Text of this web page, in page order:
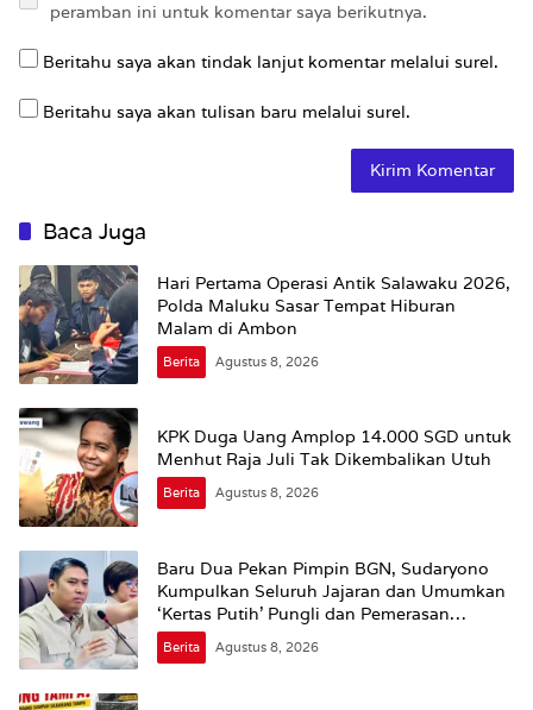
peramban ini untuk komentar saya berikutnya.
Beritahu saya akan tindak lanjut komentar melalui surel.
Beritahu saya akan tulisan baru melalui surel.
Baca Juga
Hari Pertama Operasi Antik Salawaku 2026,
Polda Maluku Sasar Tempat Hiburan
Malam di Ambon
Berita Agustus 8, 2026
KPK Duga Uang Amplop 14.000 SGD untuk
Menhut Raja Juli Tak Dikembalikan Utuh
Berita Agustus 8, 2026
Baru Dua Pekan Pimpin BGN, Sudaryono
Kumpulkan Seluruh Jajaran dan Umumkan
‘Kertas Putih’ Pungli dan Pemerasan
Supplier harus Berhenti Sekarang
Berita Agustus 8, 2026